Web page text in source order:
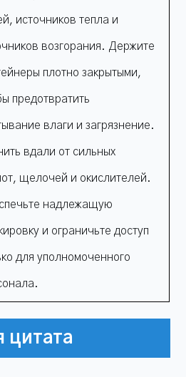
источников тепла и
возгорания. Держите
плотно закрытыми,
предотвратить
влаги и загрязнение.
вдали от сильных
щелочей и окислителей.
надлежащую
и ограничьте доступ
для уполномоченного
цитата